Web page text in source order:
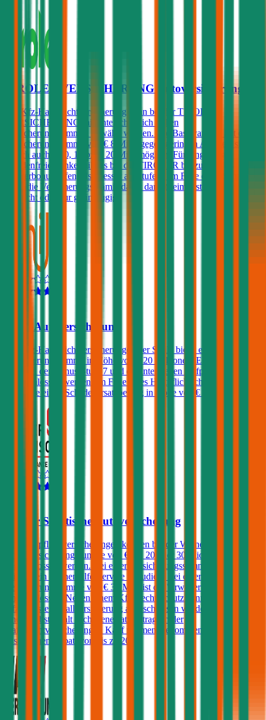
TIROLER VERSICHERUNG Autoversicherung
Die Kfz-Haftpflichtversicherung kann bei der TIROLER
VERSICHERUNG mit unterschiedlich hohen
Versicherungssummen gewählt werden. Die Basisvariante hat eine
Versicherungssumme von € 8 Mio., gegen geringen Aufpreis sind
jedoch auch € 10, 15 bzw. 20 Mio. möglich. Für langjährig
schadenfreie Lenker gibt es bei der TIROLER bis zu 3
Sonderbonusstufen, also besser als Stufe 0. Im Falle eines Schadens
steigt die Versicherungsprämie damit dann (beim ersten Schaden)
gar nicht oder nur geringfügig.
Smile Autoversicherung
Die Kfz-Haftpflichtversicherungen der Smile bietet eine
Versicherungssumme in Höhe von € 20 Millionen. Ein Freischaden
kann bei der Bonus-Stufe 7 und darunter gegen Aufpreis
eingeschlossen werden. Im Falle eines Haftpflichtschadens verlangt
die Smile einen Schadenersatzbeitrag in Höhe von € 500.
Wiener Städtische Autoversicherung
Kfz-Haftpflichtversicherungen können bei der Wiener Städtische mit
einer Versicherungssumme von € 10, 20 oder 30 Mio.
abgeschlossen werden. Bei einer Versicherungssumme von € 20
Mio. ist ein Pannenhilfe-Service inkludiert. Bei einer
Versicherungssumme von € 30 Mio. ist die 'Erweiterte Pannenhilfe'
eingeschlossen. Neben einem Kfz-Rechtsschutz kann ebenfalls eine
Kfz-Insassenunfallversicherung abgeschlossen werden. Kunden, die
einen Selbstbehalt (Schadenersatzbeitrag) in der
Haftpflichtversicherung in Kauf nehmen, bekommen einen
zusätzlichen Rabatt von bis zu 20%.